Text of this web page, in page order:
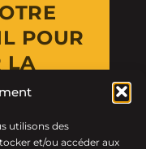
utilisons des
et/ou accéder aux
POUR
LA